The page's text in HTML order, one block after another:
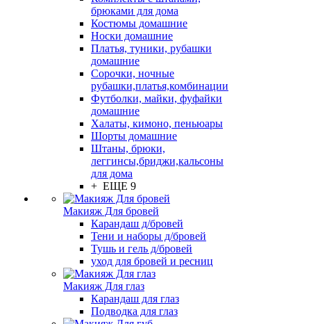
брюками для дома
Костюмы домашние
Носки домашние
Платья, туники, рубашки
домашние
Сорочки, ночные
рубашки,платья,комбинации
Футболки, майки, фуфайки
домашние
Халаты, кимоно, пеньюары
Шорты домашние
Штаны, брюки,
леггинсы,бриджи,кальсоны
для дома
+ ЕЩЕ 9
Макияж Для бровей
Карандаш д/бровей
Тени и наборы д/бровей
Тушь и гель д/бровей
уход для бровей и ресниц
Макияж Для глаз
Карандаш для глаз
Подводка для глаз